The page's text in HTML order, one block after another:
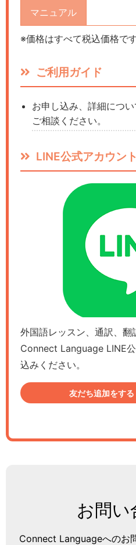
マニュアル
※価格はすべて税込価格です
ご利用ガイド
お申し込み、詳細につ
ご相談ください。
LINE公式アカウン
外国語レッスン、通訳、
Connect Language LINE
込みください。
友だち追加をする
お問い
Connect Languageへのお